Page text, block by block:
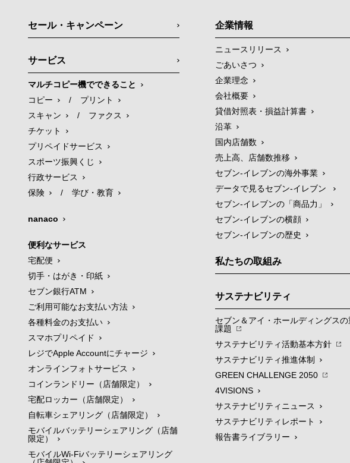
セール・キャンペーン
サービス
マルチコピー機でできること
コピー
/
プリント
スキャン
/
ファクス
チケット
プリペイドサービス
スポーツ振興くじ
行政サービス
保険
/ 学び・教育
nanaco
便利なサービス
宅配便
切手・はがき・印紙
セブン銀行ATM
ご利用可能なお支払い方法
各種料金のお支払い
スマホプリペイド
レジでApple Accountにチャージ
オンラインフォトサービス
コインランドリー（店舗限定）
宅配ロッカー（店舗限定）
自転車シェアリング（店舗限定）
モバイルバッテリーシェアリング（店舗
限定）
モバイルWi-Fiバッテリーシェアリング
企業情報
ニュースリリース
ごあいさつ
企業理念
会社概要
貸借対照表・損益計算書
沿革
国内店舗数
売上高、店舗数推移
セブン‐イレブンの海外事業
データで見るセブン‐イレブン
セブン‐イレブンの「商品力」
セブン-イレブンの横顔
セブン-イレブンの歴史
私たちの取組み
サステナビリティ
セブン＆アイ・ホールディングスの
課題
サステナビリティ活動基本方針
サステナビリティ推進体制
GREEN CHALLENGE 2050
4VISIONS
サステナビリティニュース
サステナビリティレポート
報告書ライブラリー